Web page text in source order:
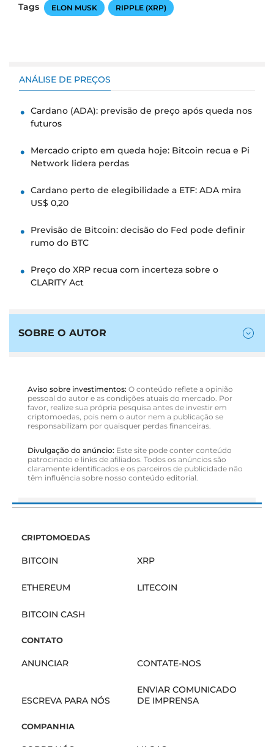
Tags ELON MUSK RIPPLE (XRP)
ANÁLISE DE PREÇOS
Cardano (ADA): previsão de preço após queda nos
futuros
Mercado cripto em queda hoje: Bitcoin recua e Pi
Network lidera perdas
Cardano perto de elegibilidade a ETF: ADA mira
US$ 0,20
Previsão de Bitcoin: decisão do Fed pode definir
rumo do BTC
Preço do XRP recua com incerteza sobre o
CLARITY Act
SOBRE O AUTOR
Aviso sobre investimentos: O conteúdo reflete a opinião
pessoal do autor e as condições atuais do mercado. Por
favor, realize sua própria pesquisa antes de investir em
criptomoedas, pois nem o autor nem a publicação se
responsabilizam por quaisquer perdas financeiras.
Divulgação do anúncio: Este site pode conter conteúdo
patrocinado e links de afiliados. Todos os anúncios são
claramente identificados e os parceiros de publicidade não
têm influência sobre nosso conteúdo editorial.
CRIPTOMOEDAS
BITCOIN XRP
ETHEREUM LITECOIN
BITCOIN CASH
CONTATO
ANUNCIAR CONTATE-NOS
ESCREVA PARA NÓS
ENVIAR COMUNICADO
DE IMPRENSA
COMPANHIA